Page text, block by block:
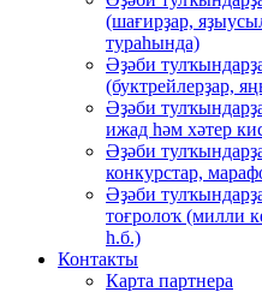
(шағирҙар,
тураһында)
Әҙәби
(буктрейлерҙар,
Әҙәби
ижад һәм хәтер
Әҙәби
конкурстар,
Әҙәби
тоғролоҡ (милли
һ.б.)
Контакты
Карта партнера